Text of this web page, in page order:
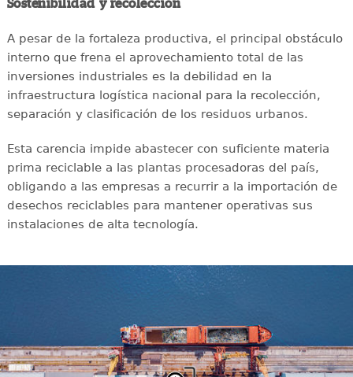
Sostenibilidad y recolección
A pesar de la fortaleza productiva, el principal obstáculo
interno que frena el aprovechamiento total de las
inversiones industriales es la debilidad en la
infraestructura logística nacional para la recolección,
separación y clasificación de los residuos urbanos.
Esta carencia impide abastecer con suficiente materia
prima reciclable a las plantas procesadoras del país,
obligando a las empresas a recurrir a la importación de
desechos reciclables para mantener operativas sus
instalaciones de alta tecnología.